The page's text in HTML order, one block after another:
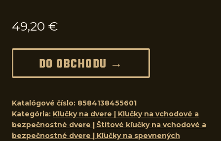
49,20 €
DO OBCHODU →
Katalógové číslo: 8584138455601
Kategória: Kľučky na dvere | Kľučky na vchodové a
bezpečnostné dvere | Štítové kľučky na vchodové a
bezpečnostné dvere | Kľučky na spevnených